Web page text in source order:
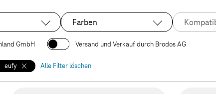
Farben
GmbH Versand und Verkauf durch Brodos AG
eufy Alle Filter löschen